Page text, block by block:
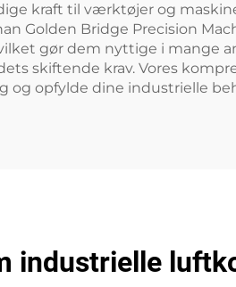
kraft til værktøjer og
Bridge Precision
gør dem nyttige i mange
skiftende krav. Vores
og opfylde dine industrielle
industrielle